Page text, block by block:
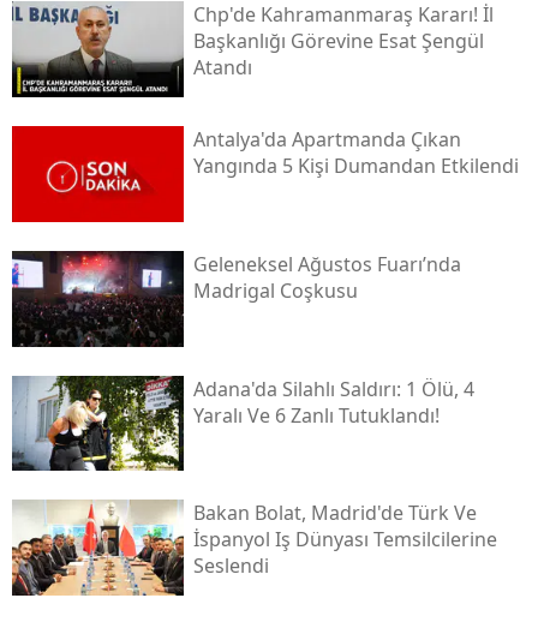
Chp'de Kahramanmaraş Kararı! İl
Başkanlığı Görevine Esat Şengül
Atandı
Antalya'da Apartmanda Çıkan
Yangında 5 Kişi Dumandan Etkilendi
Geleneksel Ağustos Fuarı’nda
Madrigal Coşkusu
Adana'da Silahlı Saldırı: 1 Ölü, 4
Yaralı Ve 6 Zanlı Tutuklandı!
Bakan Bolat, Madrid'de Türk Ve
İspanyol Iş Dünyası Temsilcilerine
Seslendi